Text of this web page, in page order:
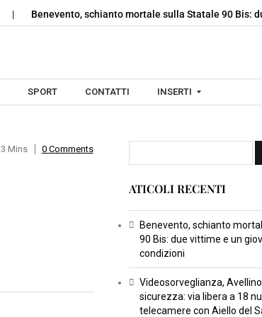
Benevento, schianto mortale sulla Statale 90 Bis: due…
SPORT CONTATTI INSERTI
S
R
T
C
U
3 Mins 0 Comments
ATICOLI RECENTI
Benevento, schianto
90 Bis: due vittime e un
condizioni
Videosorveglianza,
sicurezza: via libera a 18
telecamere con Aiello del